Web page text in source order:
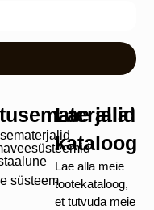
süsteem
Lae alla
kataloog
Lae alla meie
tootekataloog,
et tutvuda meie